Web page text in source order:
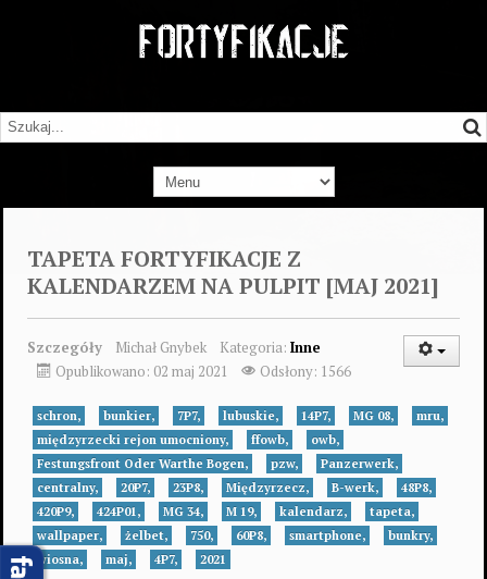
TAPETA FORTYFIKACJE Z
KALENDARZEM NA PULPIT [MAJ 2021]
Szczegóły Michał Gnybek Kategoria: Inne
Opublikowano: 02 maj 2021
Odsłony: 1566
schron, bunkier, 7P7, lubuskie, 14P7, MG 08,
mru,
międzyrzecki rejon umocniony,
ffowb,
owb,
Festungsfront Oder Warthe Bogen,
pzw,
Panzerwerk,
centralny,
20P7, 23P8, Międzyrzecz, B-werk,
48P8,
420P9,
424P01, MG 34, M 19, kalendarz,
tapeta,
wallpaper,
żelbet, 750, 60P8, smartphone,
bunkry,
wiosna,
maj, 4P7, 2021